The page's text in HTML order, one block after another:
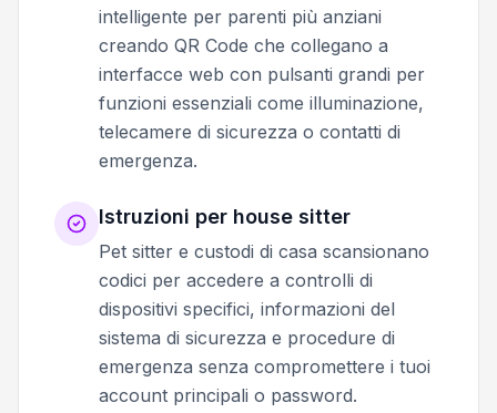
intelligente per parenti più anziani
creando QR Code che collegano a
interfacce web con pulsanti grandi per
funzioni essenziali come illuminazione,
telecamere di sicurezza o contatti di
emergenza.
Istruzioni per house sitter
Pet sitter e custodi di casa scansionano
codici per accedere a controlli di
dispositivi specifici, informazioni del
sistema di sicurezza e procedure di
emergenza senza compromettere i tuoi
account principali o password.